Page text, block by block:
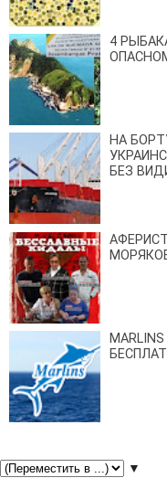
4
НА
БЕЗ
▼